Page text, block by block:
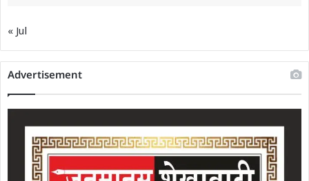
« Jul
Advertisement